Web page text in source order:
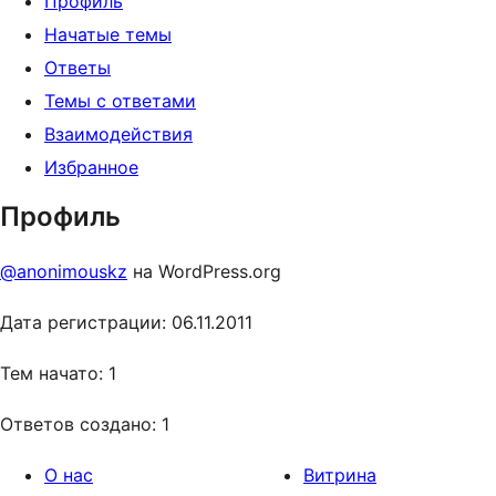
Начатые темы
Ответы
Темы с ответами
Взаимодействия
Избранное
Профиль
@anonimouskz на WordPress.org
Дата регистрации: 06.11.2011
Тем начато: 1
Ответов создано: 1
О нас Витрина